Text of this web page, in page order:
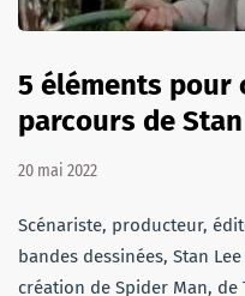
5 éléments pour
parcours de
20 mai 2022
Scénariste, producteur,
bandes dessinées, Stan
création de Spider Man, de